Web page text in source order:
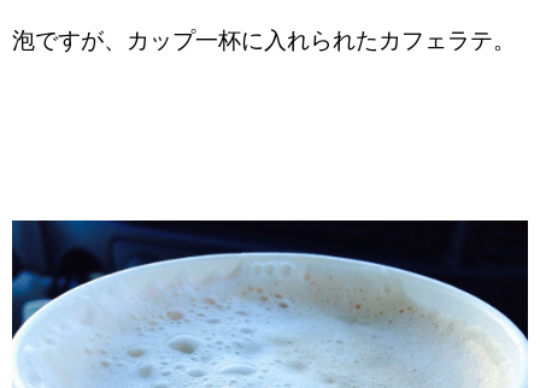
泡ですが、カップ一杯に入れられたカフェラテ。